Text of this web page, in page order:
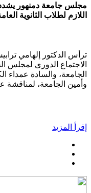
مجلس جامعة دمنهور يشدد
اللازم لطلاب الثانوية
ترأس الدكتور إلهامي
الاجتماع الدورى لمجلس
الجامعة، والسادة عمداء
وأمين الجامعة، لمناقشة
إقرأ المزيد